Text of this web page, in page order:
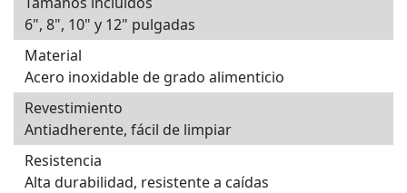
6", 8", 10" y 12" pulgadas
Material
Acero inoxidable de grado alimenticio
Revestimiento
Antiadherente, fácil de limpiar
Resistencia
Alta durabilidad, resistente a caídas